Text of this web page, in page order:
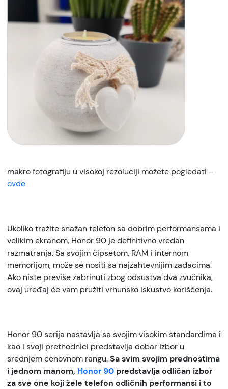
makro fotografiju u visokoj rezoluciji možete pogledati –
ovde
Ukoliko tražite snažan telefon sa dobrim performansama i
velikim ekranom, Honor 90 je definitivno vredan
razmatranja. Sa svojim čipsetom, RAM i internom
memorijom, može se nositi sa najzahtevnijim zadacima.
Ako niste previše zabrinuti zbog odsustva dva zvučnika,
ovaj uređaj će vam pružiti vrhunsko iskustvo korišćenja.
Honor 90 serija nastavlja sa svojim visokim standardima i
kao i svoji prethodnici predstavlja dobar izbor u
srednjem cenovnom rangu.Sa svim svojim prednostima
i jednom manom, Honor 90 predstavlja odličan izbor
za sve one koji žele telefon odličnih performansi i to